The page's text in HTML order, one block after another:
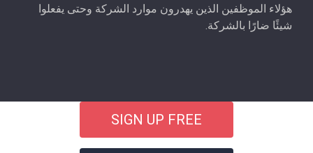
هؤلاء الموظفين الذين يهدرون موارد الشركة وحتى يفعلوا
شيئًا ضارًا بالشركة.
SIGN UP FREE